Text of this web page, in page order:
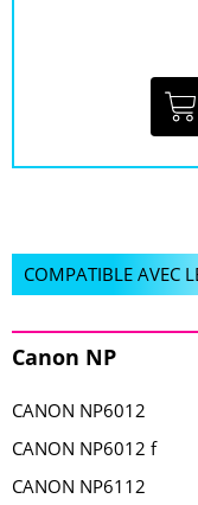
COMPATIBLE AVEC
Canon NP
CANON NP6012
CANON NP6012 f
CANON NP6112